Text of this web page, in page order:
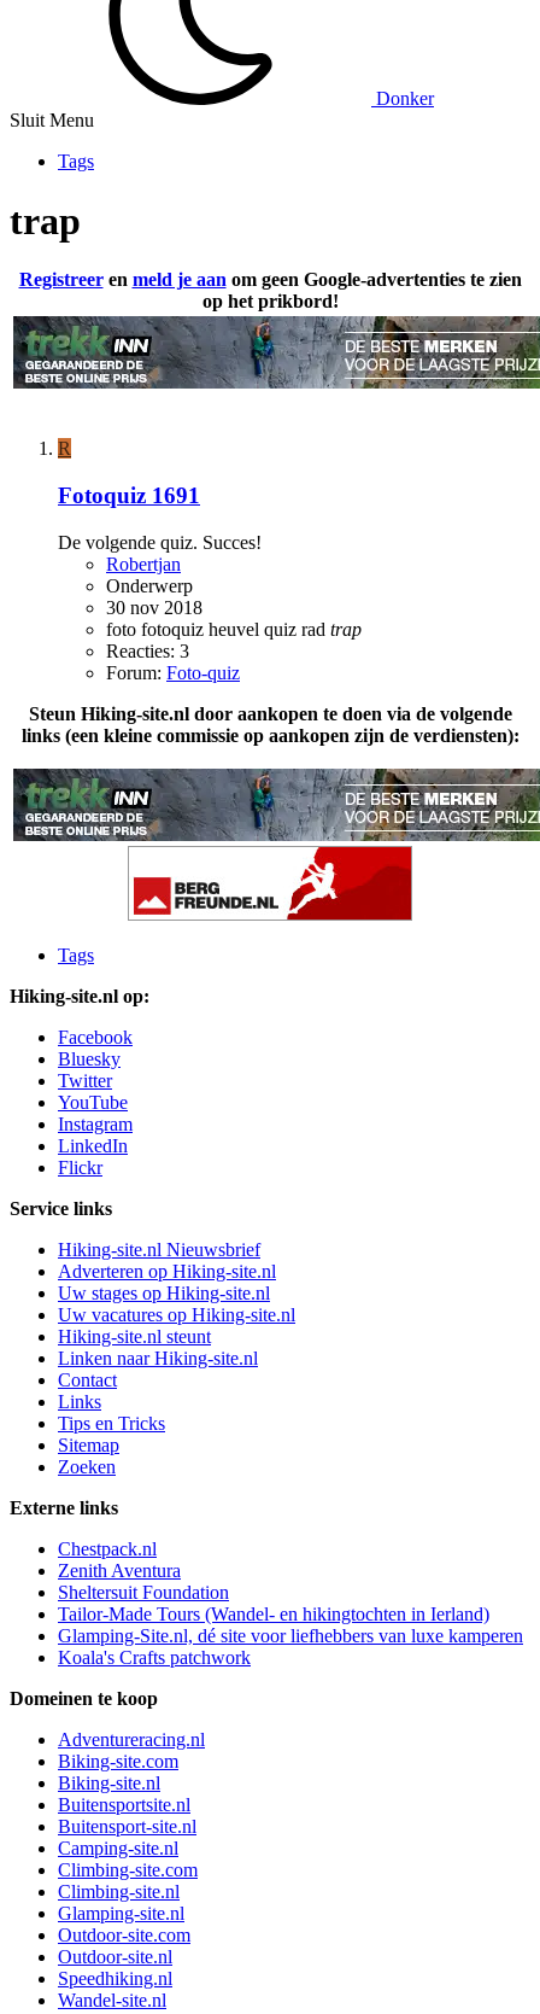
Donker
Sluit Menu
Tags
trap
Registreeren meld je aan om geen Google-advertenties te zien
op het prikbord!
R
Fotoquiz 1691
De volgende quiz. Succes!
Robertjan
Onderwerp
30 nov 2018
foto fotoquiz heuvel quiz rad trap
Reacties: 3
Forum: Foto-quiz
Steun Hiking-site.nl door aankopen te doen via de volgende
links (een kleine commissie op aankopen zijn de verdiensten):
Tags
Hiking-site.nl op:
Facebook
Bluesky
Twitter
YouTube
Instagram
LinkedIn
Flickr
Service links
Hiking-site.nl Nieuwsbrief
Adverteren op Hiking-site.nl
Uw stages op Hiking-site.nl
Uw vacatures op Hiking-site.nl
Hiking-site.nl steunt
Linken naar Hiking-site.nl
Contact
Links
Tips en Tricks
Sitemap
Zoeken
Externe links
Chestpack.nl
Zenith Aventura
Sheltersuit Foundation
Tailor-Made Tours (Wandel- en hikingtochten in Ierland)
Glamping-Site.nl, dé site voor liefhebbers van luxe kamperen
Koala's Crafts patchwork
Domeinen te koop
Adventureracing.nl
Biking-site.com
Biking-site.nl
Buitensportsite.nl
Buitensport-site.nl
Camping-site.nl
Climbing-site.com
Climbing-site.nl
Glamping-site.nl
Outdoor-site.com
Outdoor-site.nl
Speedhiking.nl
Wandel-site.nl